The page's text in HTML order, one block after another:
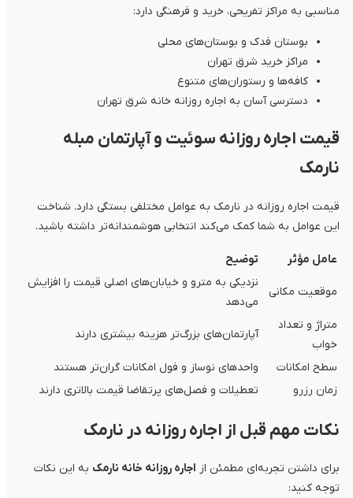
مناسبی به مراکز تفریحی، خرید و فرهنگی دارد:
بوستان فدک و بوستان‌های محلی
مراکز خرید شرق تهران
کافه‌ها و رستوران‌های متنوع
دسترسی آسان به اجاره روزانه خانه شرق تهران
قیمت اجاره روزانه سوئیت و آپارتمان مبله
نارمک
قیمت اجاره روزانه در نارمک به عوامل مختلفی بستگی دارد. شناخت
این عوامل به شما کمک می‌کند انتخابی هوشمندانه‌تر داشته باشید.
عامل مؤثر توضیح
موقعیت مکانی
نزدیکی به مترو و خیابان‌های اصلی قیمت را افزایش
می‌دهد
متراژ و تعداد
خواب
آپارتمان‌های بزرگ‌تر هزینه بیشتری دارند
سطح امکانات
واحدهای نوساز و فول امکانات گران‌تر هستند
زمان رزرو
تعطیلات و فصل‌های پرتقاضا قیمت بالاتری دارند
نکات مهم قبل از اجاره روزانه در نارمک
برای داشتن تجربه‌ای مطمئن از اجاره روزانه خانه نارمک به این نکات
توجه کنید: